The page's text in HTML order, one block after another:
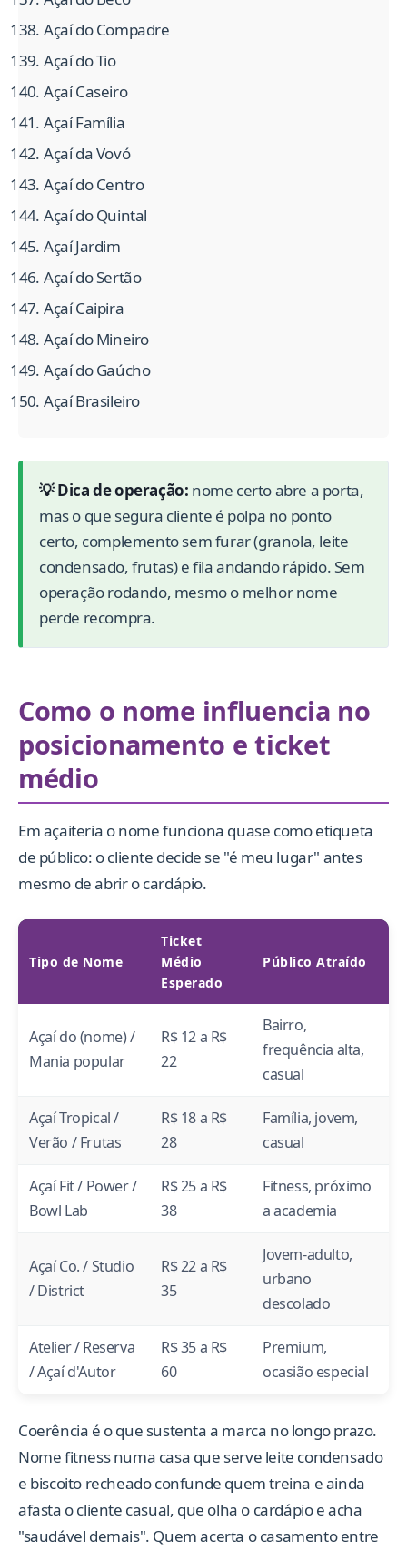
Açaí do Compadre
Açaí do Tio
Açaí Caseiro
Açaí Família
Açaí da Vovó
Açaí do Centro
Açaí do Quintal
Açaí Jardim
Açaí do Sertão
Açaí Caipira
Açaí do Mineiro
Açaí do Gaúcho
Açaí Brasileiro
💡 Dica de operação: nome certo abre a porta,
mas o que segura cliente é polpa no ponto
certo, complemento sem furar (granola, leite
condensado, frutas) e fila andando rápido. Sem
operação rodando, mesmo o melhor nome
perde recompra.
Como o nome influencia no
posicionamento e ticket
médio
Em açaiteria o nome funciona quase como etiqueta
de público: o cliente decide se "é meu lugar" antes
mesmo de abrir o cardápio.
Tipo de Nome
Ticket
Médio
Esperado
Público Atraído
Açaí do (nome) /
Mania popular
R$ 12 a R$
22
Bairro,
frequência alta,
casual
Açaí Tropical /
Verão / Frutas
R$ 18 a R$
28
Família, jovem,
casual
Açaí Fit / Power /
Bowl Lab
R$ 25 a R$
38
Fitness, próximo
a academia
Açaí Co. / Studio
/ District
R$ 22 a R$
35
Jovem-adulto,
urbano
descolado
Atelier / Reserva
/ Açaí d'Autor
R$ 35 a R$
60
Premium,
ocasião especial
Coerência é o que sustenta a marca no longo prazo.
Nome fitness numa casa que serve leite condensado
e biscoito recheado confunde quem treina e ainda
afasta o cliente casual, que olha o cardápio e acha
"saudável demais". Quem acerta o casamento entre